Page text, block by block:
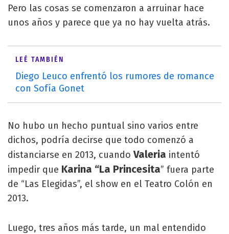
Pero las cosas se comenzaron a arruinar hace
unos años y parece que ya no hay vuelta atrás.
LEÉ TAMBIÉN
Diego Leuco enfrentó los rumores de romance
con Sofía Gonet
No hubo un hecho puntual sino varios entre
dichos, podría decirse que todo comenzó a
distanciarse en 2013, cuandoValeria intentó
impedir que Karina “La Princesita” fuera parte
de “Las Elegidas”, el show en el Teatro Colón en
2013.
Luego, tres años más tarde, un mal entendido